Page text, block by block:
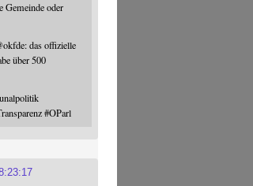
oder
okfde: das offizielle
über 500
#OParl